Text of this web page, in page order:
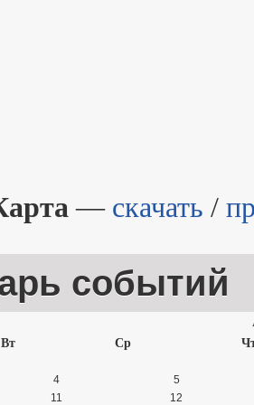
— скачать /
событий
Вт Ср
4
5
11
12